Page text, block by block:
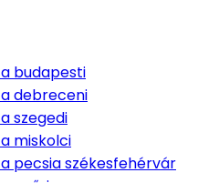
a budapesti
a debreceni
a szegedi
a miskolci
a pecsia székesfehérvár